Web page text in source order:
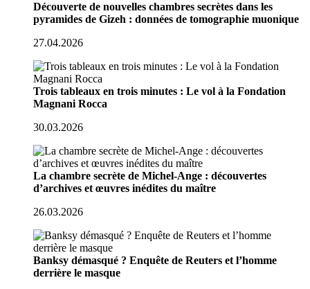
Découverte de nouvelles chambres secrètes dans les
pyramides de Gizeh : données de tomographie muonique
27.04.2026
Trois tableaux en trois minutes : Le vol à la Fondation
Magnani Rocca
30.03.2026
La chambre secrète de Michel-Ange : découvertes
d’archives et œuvres inédites du maître
26.03.2026
Banksy démasqué ? Enquête de Reuters et l’homme
derrière le masque